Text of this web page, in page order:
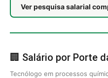
Ver pesquisa salarial
🏢 Salário por Porte
Tecnólogo em processos